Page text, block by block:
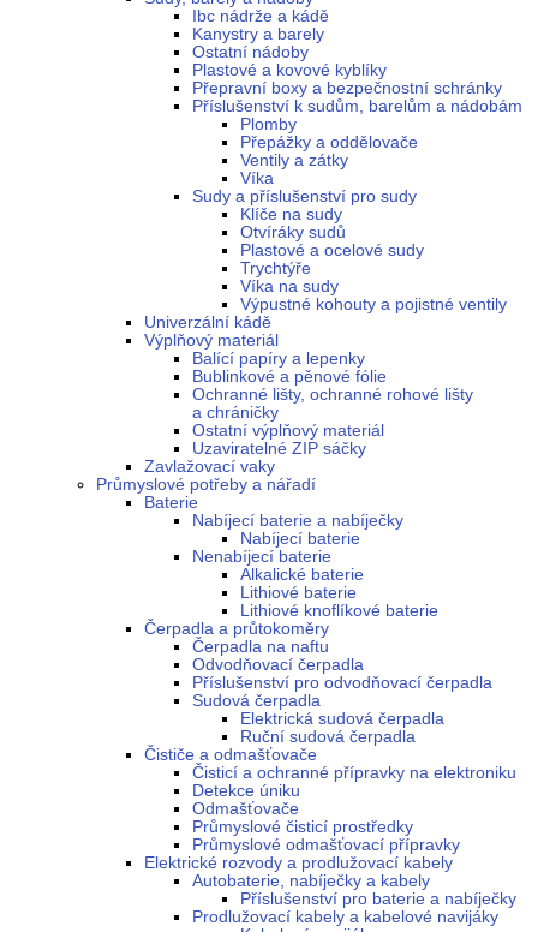
Ibc nádrže a kádě
Kanystry a barely
Ostatní nádoby
Plastové a kovové kyblíky
Přepravní boxy a bezpečnostní schránky
Příslušenství k sudům, barelům a nádobám
Plomby
Přepážky a oddělovače
Ventily a zátky
Víka
Sudy a příslušenství pro sudy
Klíče na sudy
Otvíráky sudů
Plastové a ocelové sudy
Trychtýře
Víka na sudy
Výpustné kohouty a pojistné ventily
Univerzální kádě
Výplňový materiál
Balící papíry a lepenky
Bublinkové a pěnové fólie
Ochranné lišty, ochranné rohové lišty
a chráničky
Ostatní výplňový materiál
Uzaviratelné ZIP sáčky
Zavlažovací vaky
Průmyslové potřeby a nářadí
Baterie
Nabíjecí baterie a nabíječky
Nabíjecí baterie
Nenabíjecí baterie
Alkalické baterie
Lithiové baterie
Lithiové knoflíkové baterie
Čerpadla a průtokoměry
Čerpadla na naftu
Odvodňovací čerpadla
Příslušenství pro odvodňovací čerpadla
Sudová čerpadla
Elektrická sudová čerpadla
Ruční sudová čerpadla
Čističe a odmašťovače
Čisticí a ochranné přípravky na elektroniku
Detekce úniku
Odmašťovače
Průmyslové čisticí prostředky
Průmyslové odmašťovací přípravky
Elektrické rozvody a prodlužovací kabely
Autobaterie, nabíječky a kabely
Příslušenství pro baterie a nabíječky
Prodlužovací kabely a kabelové navijáky